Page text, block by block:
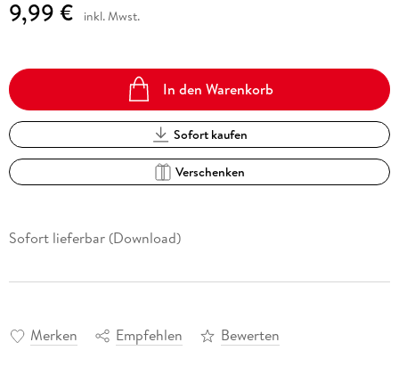
9,99 € inkl. Mwst.
In den Warenkorb
Sofort kaufen
Verschenken
Sofort lieferbar (Download)
Merken Empfehlen Bewerten